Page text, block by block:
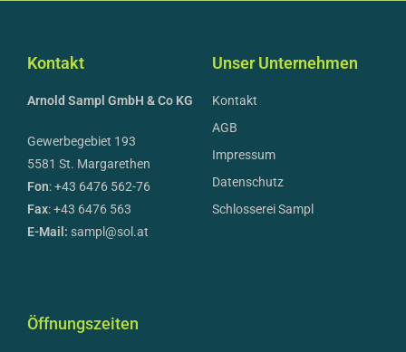
Kontakt
Arnold Sampl GmbH & Co KG
Gewerbegebiet 193
5581 St. Margarethen
Fon: +43 6476 562-76
Fax: +43 6476 563
E-Mail: sampl@sol.at
Unser Unternehmen
Kontakt
AGB
Impressum
Datenschutz
Schlosserei Sampl
Öffnungszeiten